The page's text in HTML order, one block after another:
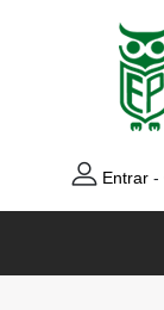
Entrar -